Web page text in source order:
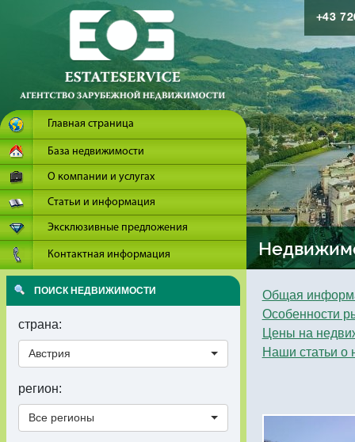
Главная страница
База недвижимости
О компании и услугах
Статьи и информация
Эксклюзивные предложения
Контактная информация
+43
ПОИСК НЕДВИЖИМОСТИ
страна:
Австрия
регион:
Все регионы
Общая
Особенности
Цены на
Наши статьи о